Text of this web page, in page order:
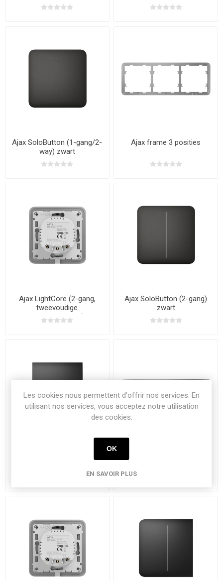
Ajax SoloButton (1-gang/2-
way) zwart
Ajax frame 3 posities
Ajax LightCore (2-gang,
tweevoudige
serieschakelaar)
Ajax SoloButton (2-gang)
zwart
Les cookies nous permettent d'offrir nos services. En
utilisant nos services, vous acceptez notre utilisation
des cookies.
OK
EN SAVOIR PLUS